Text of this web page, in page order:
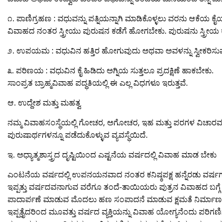
೧. ಪಾಣಿಗ್ರಹಣ : ವಧುವನ್ನು ಪತ್ನಿಯನ್ನಾಗಿ ಮಾಡಿಕೊಳ್ಳಲು ವರನು ಆಕೆಯ
ವಿವಾಹದ ನಂತರ ಸ್ತ್ರೀಯು ಪುರುಷನ ಕಡೆಗೆ ಹೋಗಬೇಕು. ಪುರುಷನು
೨. ಉಪಯಮ : ವಧುವಿನ ಹತ್ತಿರ ಹೋಗುವುದು ಅಥವಾ ಅವಳನ್ನು
೩. ಪರಿಣಯ : ವಧುವಿನ ಕೈ ಹಿಡಿದು ಅಗ್ನಿಯ ಸುತ್ತಲೂ ಪ್ರದಕ್ಷಿಣೆ ಹಾಕಬೇಕು.
ಸಾಂಪ್ರತ ಬ್ರಾಹ್ಮವಿವಾಹ ಪದ್ಧತಿಯಲ್ಲಿ ಈ ಎಲ್ಲ ವಿಧಗಳೂ ಇರುತ್ತವೆ.
ಆ. ಉದ್ದೇಶ ಮತ್ತು ಮಹತ್ವ
ನಮ್ಮ ವಿವಾಹಸಂಸ್ಥೆಯಲ್ಲಿ ಗೋಚರ, ಅಗೋಚರ, ಇಹ ಮತ್ತು ಪರಗಳ
ಪುರುಷಾರ್ಥಗಳನ್ನೂ ಪಡೆದುಕೊಳ್ಳುವ ವ್ಯವಸ್ಥೆಯಿದೆ.
ಇ. ಅಧ್ಯಾತ್ಮಶಾಸ್ತ್ರದ ದೃಷ್ಟಿಯಿಂದ ಎಷ್ಟನೆಯ ವರ್ಷದಲ್ಲಿ ವಿವಾಹ ಮಾಡ ಬೇಕು
ಎಂಟನೆಯ ವರ್ಷದಲ್ಲಿ ಉಪನಯನವಾದ ನಂತರ ಕನಿಷ್ಠಪಕ್ಷ ಹನ್ನೆರಡು ವರ್ಷಗಳ
ಇಪ್ಪತ್ತು ವರ್ಷದವನಾಗುವ ವರೆಗೂ ತಂದೆ-ತಾಯಿಯರು ಪುತ್ರನ ವಿವಾಹದ ಬಗ್ಗೆ
ಪಾದಾರ್ಪಣೆ ಮಾಡುವ ಮೊದಲು ಹಣ ಸಂಪಾದನೆ ಮಾಡುವ ಕ್ಷಮತೆ
ಇಪ್ಪತ್ತೈದರಿಂದ ಮೂವತ್ತು ವರ್ಷದ ವ್ಯಕ್ತಿಯನ್ನು ವಿವಾಹ ಯೋಗ್ಯನೆಂದು